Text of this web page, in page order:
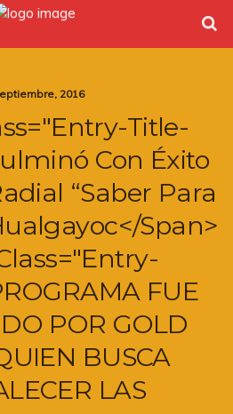
2016
Title-
Con Éxito
“Saber Para
span>
FUE
POR GOLD
BUSCA
LAS